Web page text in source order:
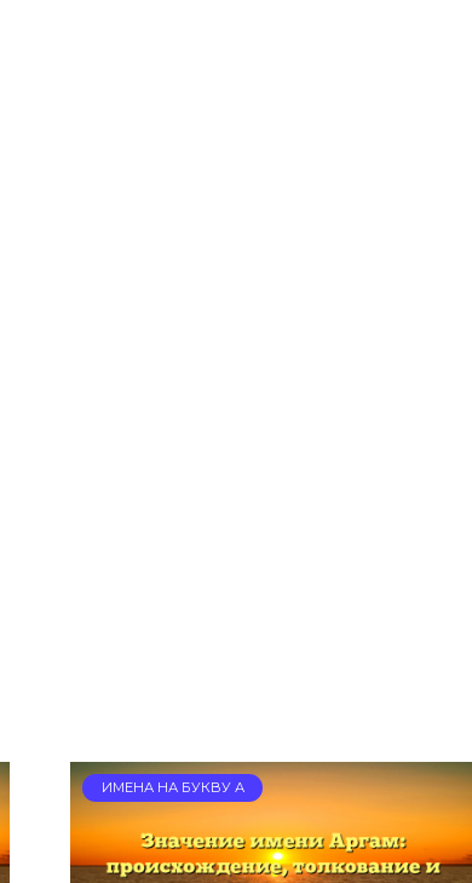
ИМЕНА НА БУКВУ А